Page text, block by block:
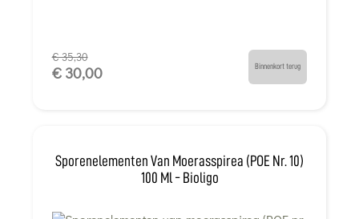
€ 35,30
€ 30,00 Binnenkort terug
Sporenelementen Van Moerasspirea (POE Nr. 10)
100 Ml - Bioligo